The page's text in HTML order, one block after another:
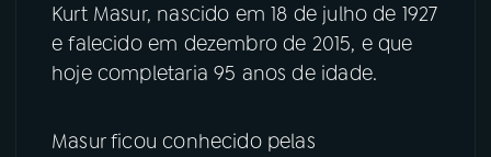
07ÚLTIMAS
Kurt Masur, nascido em 18 de julho de 1927
e falecido em dezembro de 2015, e que
hoje completaria 95 anos de idade.
Masur ficou conhecido pelas